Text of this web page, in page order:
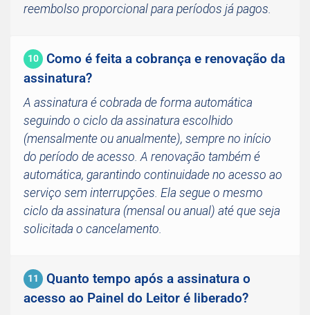
reembolso proporcional para períodos já pagos.
10
Como é feita a cobrança e renovação da
assinatura?
A assinatura é cobrada de forma automática
seguindo o ciclo da assinatura escolhido
(mensalmente ou anualmente), sempre no início
do período de acesso. A renovação também é
automática, garantindo continuidade no acesso ao
serviço sem interrupções. Ela segue o mesmo
ciclo da assinatura (mensal ou anual) até que seja
solicitada o cancelamento.
11
Quanto tempo após a assinatura o
acesso ao Painel do Leitor é liberado?